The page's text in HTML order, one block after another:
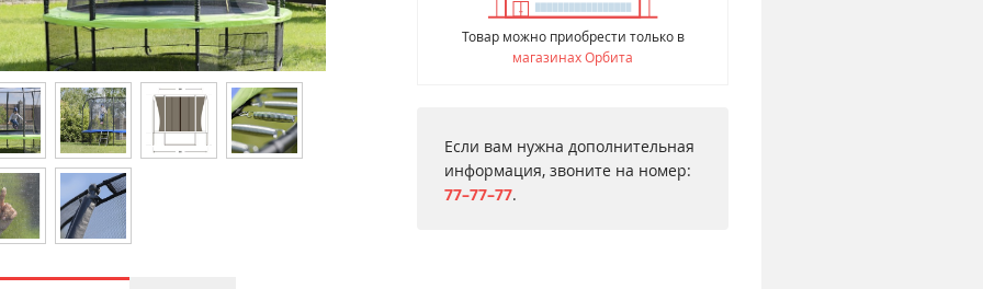
Товар можно приобрести только в
магазинах Орбита
Если вам нужна дополнительная
информация, звоните на номер:
77–77–77.